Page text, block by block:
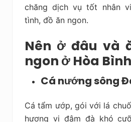
chăng dịch vụ tốt nhân
tình, đồ ăn ngon.
Nên ở đâu và
ngon ở Hòa
Cá nướng sông
Cá tẩm ướp, gói với lá
hương vị đậm đà khó